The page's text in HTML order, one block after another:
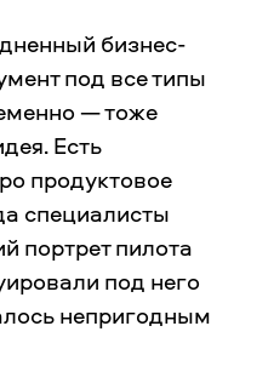
бизнес-
под все типы
— тоже
Есть
продуктовое
специалисты
портрет пилота
под него
непригодным